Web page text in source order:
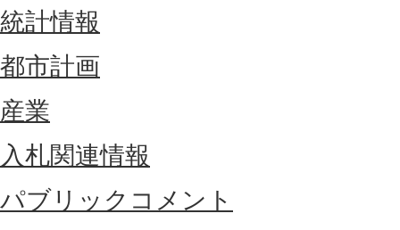
統計情報
都市計画
産業
入札関連情報
パブリックコメント